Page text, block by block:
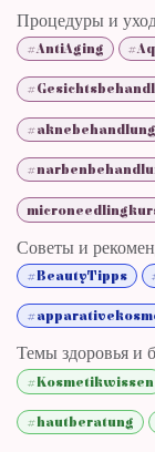
Процедуры и
#AntiAging
#aknebehandlung
Советы и
#BeautyTipps
Темы здоровья и
#Kosmetikwissen
#hautberatung